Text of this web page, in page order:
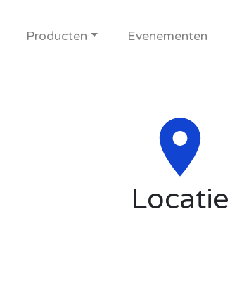
Producten Evenementen
Locatie